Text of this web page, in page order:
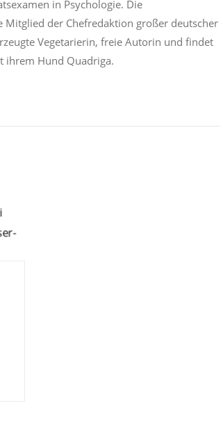
in Psychologie. Die
Mitglied der Chefredaktion großer deutscher
Vegetarierin, freie Autorin und findet
ihrem Hund Quadriga.